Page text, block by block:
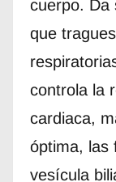
cuerpo. Da
que
controla la
cardiaca,
óptima, las
vesícula